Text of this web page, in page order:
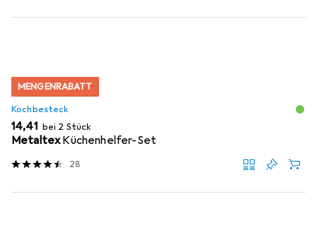
MENGENRABATT
Kochbesteck
EUR
14,41 bei 2 Stück
MetaltexKüchenhelfer-Set
28